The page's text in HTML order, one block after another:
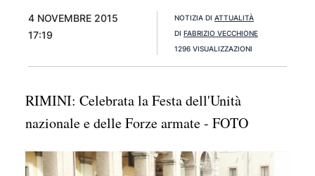
4 NOVEMBRE 2015
17:19
NOTIZIA DI ATTUALITÀ
DI FABRIZIO VECCHIONE
1296 VISUALIZZAZIONI
RIMINI: Celebrata la Festa dell'Unità
nazionale e delle Forze armate - FOTO